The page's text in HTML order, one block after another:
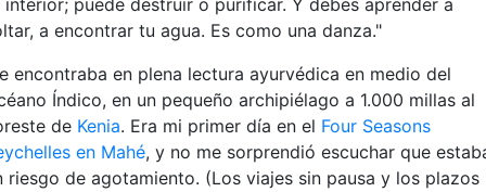
interior; puede destruir o purificar. Y debes aprender a
a encontrar tu agua. Es como una danza."
encontraba en plena lectura ayurvédica en medio del
Índico, en un pequeño archipiélago a 1.000 millas al
de Kenia. Era mi primer día en el Four Seasons
en Mahé, y no me sorprendió escuchar que
riesgo de agotamiento. (Los viajes sin pausa y los plazos